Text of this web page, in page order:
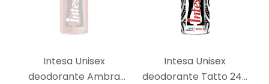
Intesa Unisex
deodorante Ambra
Intesa Unisex
deodorante Tatto 24h